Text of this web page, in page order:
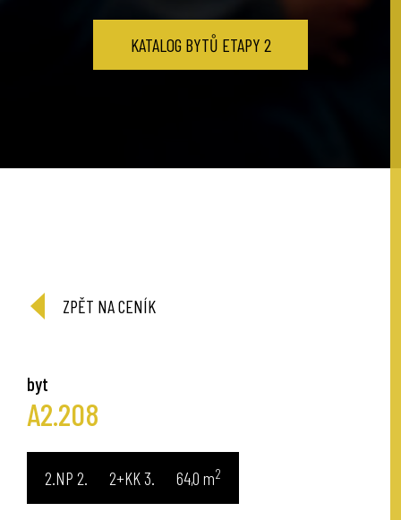
KATALOG BYTŮ ETAPY 2
ZPĚT NA CENÍK
byt
A2.208
2.NP 2+KK 64,0 m2